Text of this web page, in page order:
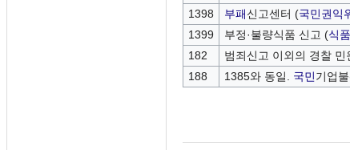
1398
부패신고센터 (국민권익
1399
부정·불량식품 신고 (식
182 범죄신고 이외의 경찰 민
188
1385와 동일. 국민기업